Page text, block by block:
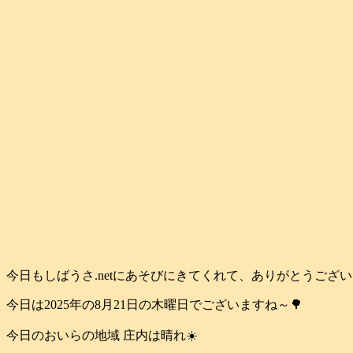
今日もしばうさ.netにあそびにきてくれて、ありがとうござ
今日は2025年の8月21日の木曜日でございますね～🌳
今日のおいらの地域 庄内は晴れ☀️